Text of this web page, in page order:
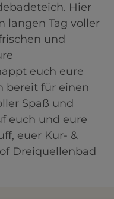
Hier
langen Tag voller
und
euch eure
bereit für einen
Spaß und
euch und eure
euer Kur- &
Dreiquellenbad